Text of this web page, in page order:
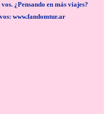
¿Pensando en más viajes?
www.fandomtur.ar